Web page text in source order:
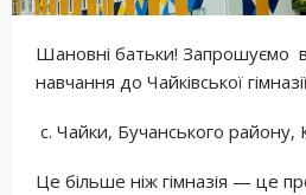
Шановні батьки! Запрошуємо
навчання до Чайківської
с. Чайки, Бучанського району,
Це більше ніж гімназія — це